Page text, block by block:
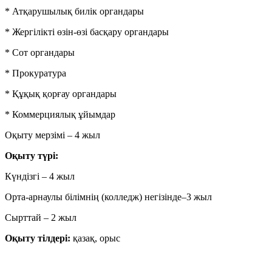
* Атқарушылық билік органдары
* Жергілікті өзін-өзі басқару органдары
* Сот органдары
* Прокуратура
* Құқық қорғау органдары
* Коммерциялық ұйымдар
Оқыту мерзімі – 4 жыл
Оқыту түрі:
Күндізгі – 4 жыл
Орта-арнаулы білімнің (колледж) негізінде–3 жыл
Сырттай – 2 жыл
Оқыту тілдері: қазақ, орыс